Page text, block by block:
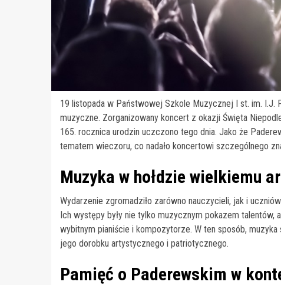
19 listopada w Państwowej Szkole Muzycznej I st. im. I.J.
muzyczne. Zorganizowany koncert z okazji Święta
165. rocznica urodzin uczczono tego dnia. Jako że
tematem wieczoru, co nadało koncertowi szczególnego
Muzyka w hołdzie wielkiemu
Wydarzenie zgromadziło zarówno nauczycieli, jak i
Ich występy były nie tylko muzycznym pokazem
wybitnym pianiście i kompozytorze. W ten sposób,
jego dorobku artystycznego i patriotycznego.
Pamięć o Paderewskim w